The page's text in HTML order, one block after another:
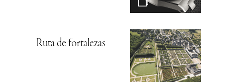
Ruta de fortalezas